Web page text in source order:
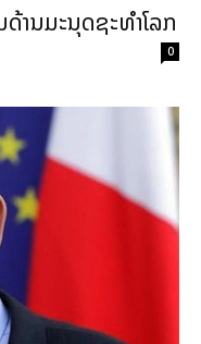
ານມະນຸດຊະທຳໂລກ
0